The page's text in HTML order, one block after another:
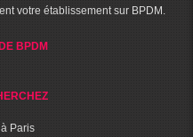
votre établissement sur BPDM.
BPDM
Paris